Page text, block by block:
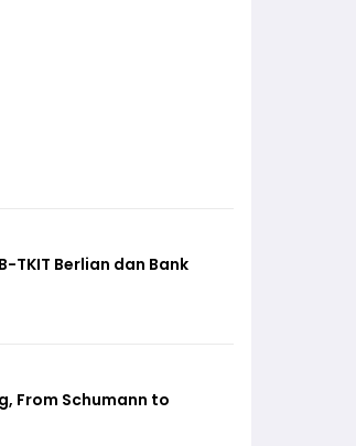
TKIT Berlian dan Bank
From Schumann to